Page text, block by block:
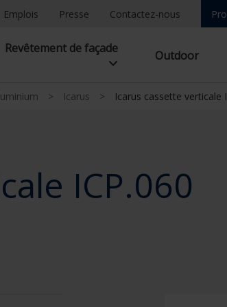
Emplois Presse Contactez-nous
Revêtement de façade Outdoor
> Icarus > Icarus cassette verticale
ICP.060